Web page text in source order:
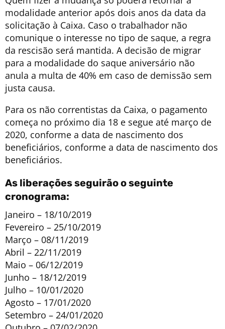
modalidade anterior após dois anos da data da
solicitação à Caixa. Caso o trabalhador não
comunique o interesse no tipo de saque, a regra
da rescisão será mantida. A decisão de migrar
para a modalidade do saque aniversário não
anula a multa de 40% em caso de demissão sem
justa causa.
Para os não correntistas da Caixa, o pagamento
começa no próximo dia 18 e segue até março de
2020, conforme a data de nascimento dos
beneficiários, conforme a data de nascimento dos
beneficiários.
As liberações seguirão o seguinte
cronograma:
Janeiro – 18/10/2019
Fevereiro – 25/10/2019
Março – 08/11/2019
Abril – 22/11/2019
Maio – 06/12/2019
Junho – 18/12/2019
Julho – 10/01/2020
Agosto – 17/01/2020
Setembro – 24/01/2020